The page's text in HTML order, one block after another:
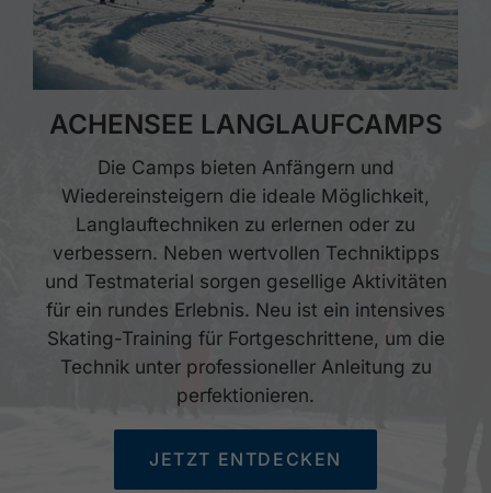
ACHENSEE LANGLAUFCAMPS
Die Camps bieten Anfängern und
Wiedereinsteigern die ideale Möglichkeit,
Langlauftechniken zu erlernen oder zu
verbessern. Neben wertvollen Techniktipps
und Testmaterial sorgen gesellige Aktivitäten
für ein rundes Erlebnis. Neu ist ein intensives
Skating-Training für Fortgeschrittene, um die
Technik unter professioneller Anleitung zu
perfektionieren.
JETZT ENTDECKEN